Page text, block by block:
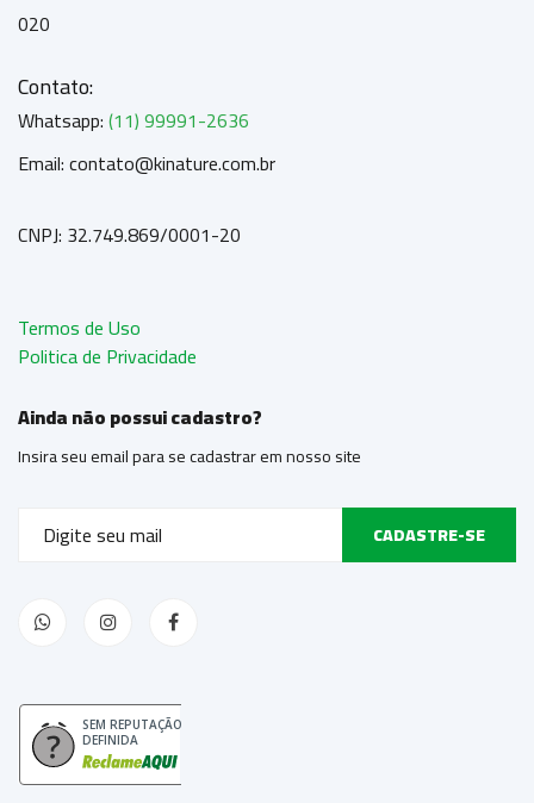
020
Contato:
Whatsapp:(11) 99991-2636
Email: contato@kinature.com.br
CNPJ: 32.749.869/0001-20
Termos de Uso
Politica de Privacidade
Ainda não possui cadastro?
Insira seu email para se cadastrar em nosso site
CADASTRE-SE
SEM REPUTAÇÃO
DEFINIDA